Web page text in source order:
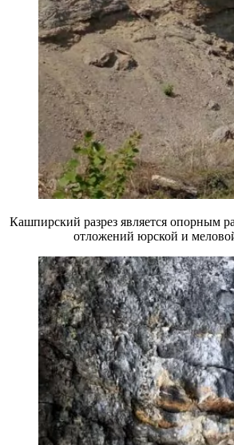
Кашпирский разрез является опорным
отложений юрской и